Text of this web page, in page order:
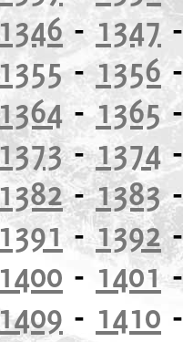
1346-1347
1355-1356
-1365
-1374
1382-1383
1391-1392
1400 - 1401
- 1410